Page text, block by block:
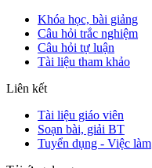
Khóa học, bài giảng
Câu hỏi trắc nghiệm
Câu hỏi tự luận
Tài liệu tham khảo
Liên kết
Tài liệu giáo viên
Soạn bài, giải BT
Tuyển dụng - Việc làm